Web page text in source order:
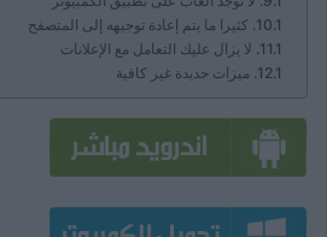
كثيرا ما يتم إعادة توجيهه إلى المتصفح
لا يزال عليك التعامل مع الإعلانات
ميزات جديدة غير كافية